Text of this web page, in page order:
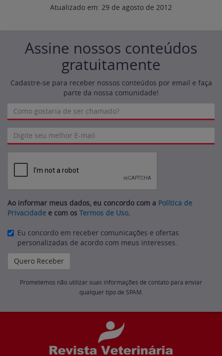
Atualizado em: 29 de agosto de 2012
Assine nossos conteúdos
gratuitamente
Cadastre-se para receber nossos conteúdos por email e faça
parte da nossa comunidade!
Ao informar meus dados, eu concordo com a Política de
Privacidade e com os Termos de Uso.
Eu concordo em receber comunicações e ofertas
personalizadas de acordo com meus interesses.
Prometemos não utilizar suas informações de contato para enviar
qualquer tipo de SPAM.